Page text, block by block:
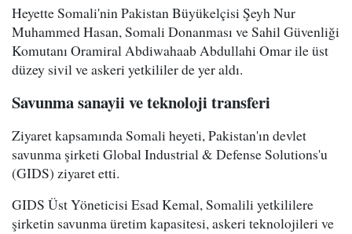
Heyette Somali'nin Pakistan Büyükelçisi Şeyh Nur
Muhammed Hasan, Somali Donanması ve Sahil Güvenliği
Komutanı Oramiral Abdiwahaab Abdullahi Omar ile üst
düzey sivil ve askeri yetkililer de yer aldı.
Savunma sanayii ve teknoloji transferi
Ziyaret kapsamında Somali heyeti, Pakistan'ın devlet
savunma şirketi Global Industrial & Defense Solutions'u
(GIDS) ziyaret etti.
GIDS Üst Yöneticisi Esad Kemal, Somalili yetkililere
şirketin savunma üretim kapasitesi, askeri teknolojileri ve